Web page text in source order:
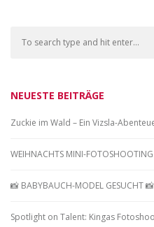
NEUESTE BEITRÄGE
Zuckie im Wald – Ein Vizsla-
WEIHNACHTS MINI-
📸 BABYBAUCH-MODEL GESUCHT 📸
Spotlight on Talent: Kingas